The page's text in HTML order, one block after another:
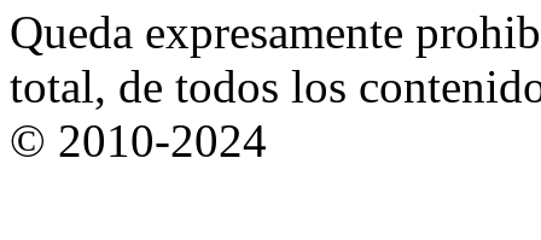
Queda expresamente
total, de todos los
© 2010-2024